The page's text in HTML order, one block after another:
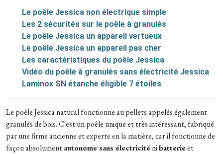
Le poêle Jessica non électrique simple
Les 2 sécurités sur le poêle à granulés
Le poêle Jessica un appareil vertueux
Le poêle Jessica un appareil pas cher
Les caractéristiques du poêle Jessica
Vidéo du poêle à granulés sans électricité Jessica
Laminox SN étanche éligible 7 étoiles
Le poêle Jessica natural fonctionne au pellets appelés également
granulés de bois. C'est un poêle unique et très intéressant, fabriqué
par une firme ancienne et experte en la matière, car il fonctionne de
façon absolumentautonomesans électriciténibatterieet